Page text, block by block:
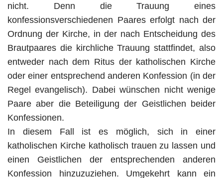
nicht. Denn die Trauung eines
konfessionsverschiedenen Paares erfolgt nach der
Ordnung der Kirche, in der nach Entscheidung des
Brautpaares die kirchliche Trauung stattfindet, also
entweder nach dem Ritus der katholischen Kirche
oder einer entsprechend anderen Konfession (in der
Regel evangelisch). Dabei wünschen nicht wenige
Paare aber die Beteiligung der Geistlichen beider
Konfessionen.
In diesem Fall ist es möglich, sich in einer
katholischen Kirche katholisch trauen zu lassen und
einen Geistlichen der entsprechenden anderen
Konfession hinzuzuziehen. Umgekehrt kann ein